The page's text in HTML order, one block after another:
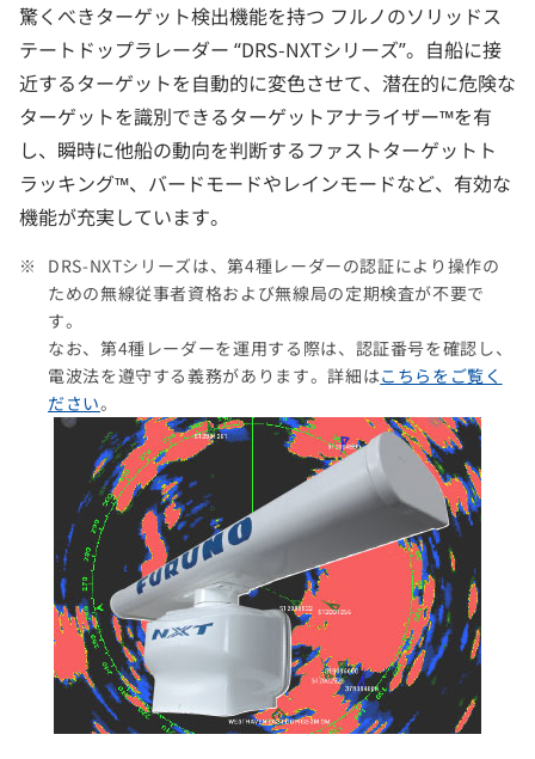
驚くべきターゲット検出機能を持つ フルノのソリッドス
テートドップラレーダー “DRS-NXTシリーズ”。自船に接
近するターゲットを自動的に変色させて、潜在的に危険な
ターゲットを識別できるターゲットアナライザー™を有
し、瞬時に他船の動向を判断するファストターゲットト
ラッキング™、バードモードやレインモードなど、有効な
機能が充実しています。
DRS-NXTシリーズは、第4種レーダーの認証により操作の
ための無線従事者資格および無線局の定期検査が不要で
す。
なお、第4種レーダーを運用する際は、認証番号を確認し、
電波法を遵守する義務があります。詳細はこちらをご覧く
ださい。